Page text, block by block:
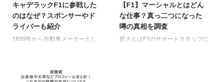
しているので、プロのドライバー
でも事故を起こすのだから自分も
気を付けなくてはという戒めを持
ってご覧いただければと思いま
フランスグランプリで、当時ロー
みになっています。家族の仰天エ
ピソードも紹介しているので、レ
ーサーのプライベートに興味があ
る人にもぜひご覧になってほしい
キャデラックF1に参戦した
のはなぜ？スポンサーやド
ライバーも紹介
1899年から自動車メーカーとし
なぜ参戦したのかと疑問に思う人
【F1】マーシャルとはどん
な仕事？真っ二つになった
噂の真相を調査
皆さんはF1のサポートスタッフに